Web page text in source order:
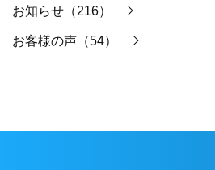
お知らせ（216）
お客様の声（54）